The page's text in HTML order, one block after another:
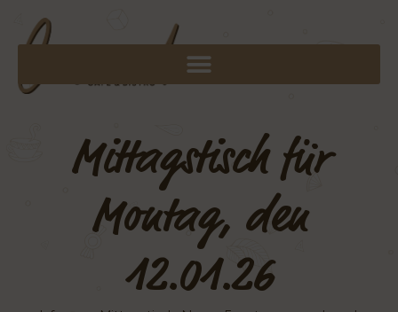
Mittagstisch für
Montag, den
12.01.26